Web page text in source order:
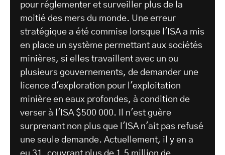
pour réglementer et surveiller plus de la
moitié des mers du monde. Une erreur
stratégique a été commise lorsque l'ISA a mis
en place un système permettant aux sociétés
minières, si elles travaillent avec un ou
plusieurs gouvernements, de demander une
licence d'exploration pour l'exploitation
minière en eaux profondes, à condition de
verser à l'ISA $500 000. Il n'est guère
surprenant non plus que l'ISA n'ait pas refusé
une seule demande. Actuellement, il y en a